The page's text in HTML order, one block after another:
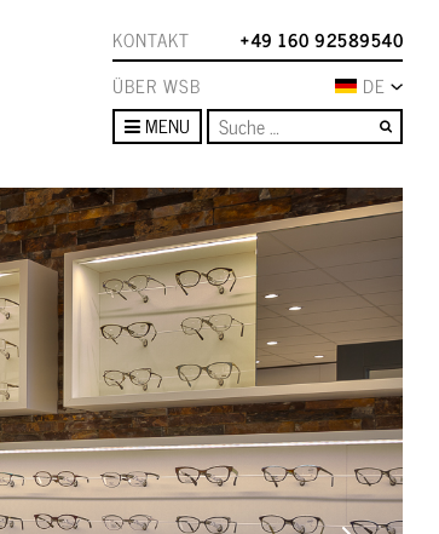
KONTAKT
+49 160 92589540
ÜBER WSB
DE
MENU